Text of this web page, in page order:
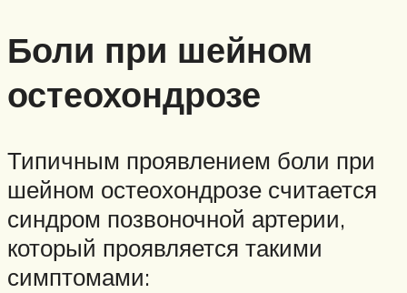
Боли при шейном
остеохондрозе
Типичным проявлением боли при
шейном остеохондрозе считается
синдром позвоночной артерии,
который проявляется такими
симптомами: